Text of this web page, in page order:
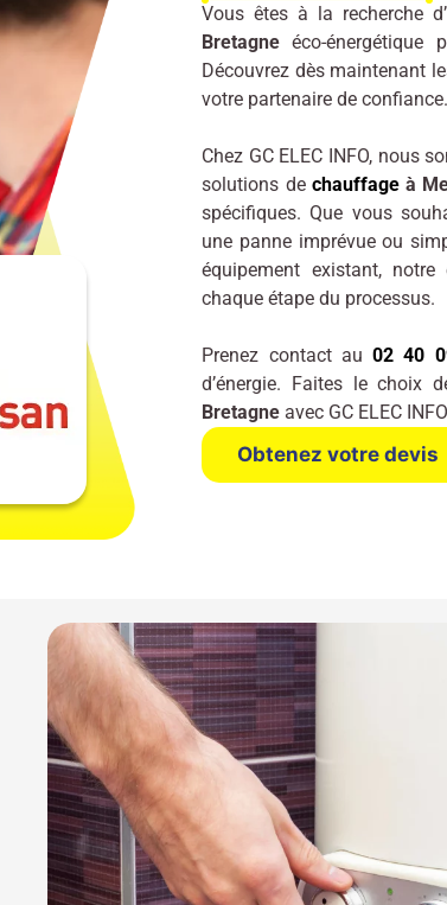
Vous êtes à la recherche
Bretagneéco-énergétique
Découvrez dès maintenant
votre partenaire de confiance.
Chez GC ELEC INFO, nous
solutions de chauffage à
spécifiques. Que vous
une panne imprévue ou
équipement existant,
chaque étape du processus.
Prenez contact au02 40
d’énergie. Faites le choix
Bretagne avec GC ELEC
Obtenez votre devis